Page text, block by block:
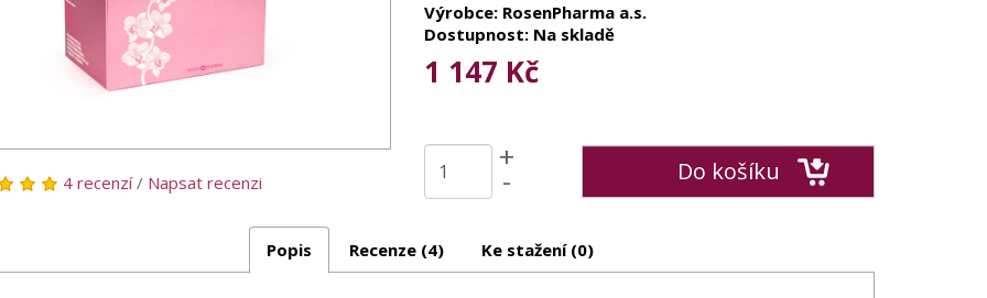
4 recenzí/ Napsat recenzi
Výrobce: RosenPharma a.s.
Dostupnost: Na skladě
1 147 Kč
+
- Do košíku
Popis Recenze (4) Ke stažení (0)